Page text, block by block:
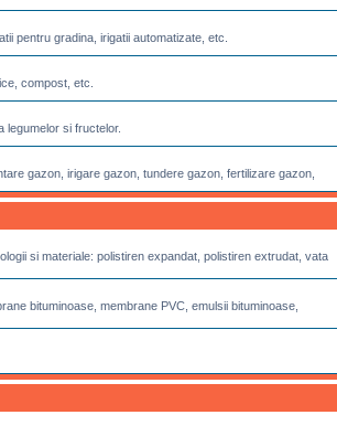
pentru gradina, irigatii automatizate, etc.
compost, etc.
legumelor si fructelor.
gazon, irigare gazon, tundere gazon, fertilizare gazon,
si materiale: polistiren expandat, polistiren extrudat, vata
bituminoase, membrane PVC, emulsii bituminoase,